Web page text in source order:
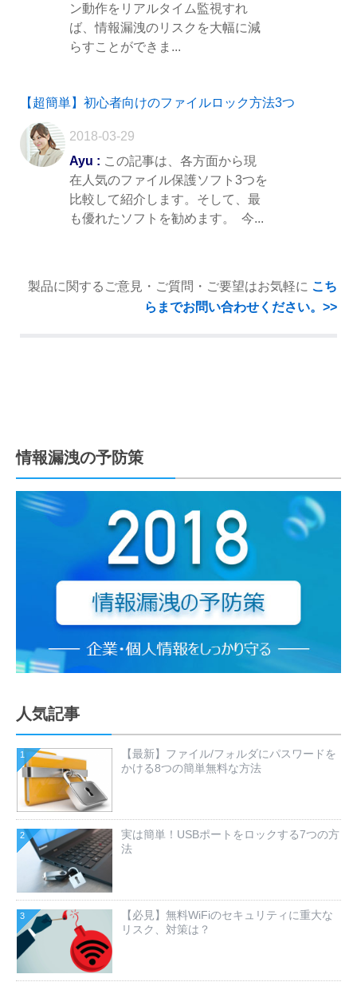
ン動作をリアルタイム監視すれ
ば、情報漏洩のリスクを大幅に減
らすことができま...
【超簡単】初心者向けのファイルロック方法3つ
2018-03-29
Ayu : この記事は、各方面から現
在人気のファイル保護ソフト3つを
比較して紹介します。そして、最
も優れたソフトを勧めます。 今...
製品に関するご意見・ご質問・ご要望はお気軽に こち
らまでお問い合わせください。>>
情報漏洩の予防策
人気記事
1
【最新】ファイル/フォルダにパスワードを
かける8つの簡単無料な方法
2
実は簡単！USBポートをロックする7つの方
法
3
【必見】無料WiFiのセキュリティに重大な
リスク、対策は？